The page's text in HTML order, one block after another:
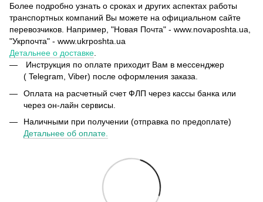
Более подробно узнать о сроках и других аспектах работы
транспортных компаний Вы можете на официальном сайте
перевозчиков. Например, "Новая Почта" - www.novaposhta.ua,
"Укрпочта" - www.ukrposhta.ua
Детальнее о доставке
Инструкция по оплате приходит Вам в мессенджер
( Telegram, Viber) после оформления заказа.
Оплата на расчетный счет ФЛП через кассы банка или
через он-лайн сервисы.
Наличными при получении (отправка по предоплате)
Детальнее об оплате.